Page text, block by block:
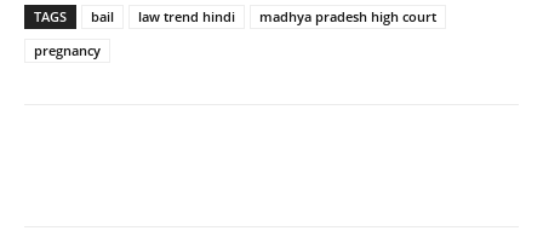
TAGS bail law trend hindi
madhya pradesh high court
pregnancy